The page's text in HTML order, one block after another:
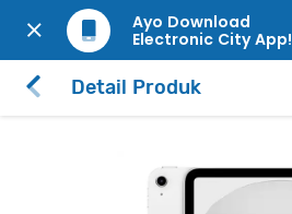
Ayo Download
Electronic City App!
Detail Produk